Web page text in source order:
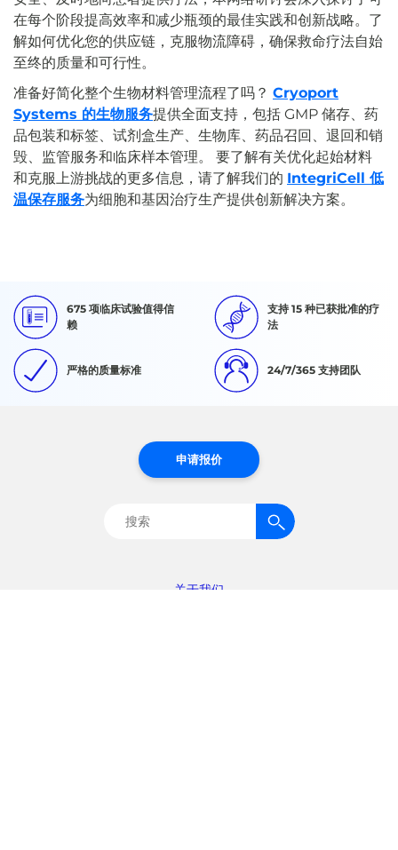
在每个阶段提高效率和减少瓶颈的最佳实践和创新战略。了
解如何优化您的供应链，克服物流障碍，确保救命疗法自始
至终的质量和可行性。
准备好简化整个生物材料管理流程了吗？ Cryoport
Systems 的生物服务提供全面支持，包括 GMP 储存、药
品包装和标签、试剂盒生产、生物库、药品召回、退回和销
毁、监管服务和临床样本管理。 要了解有关优化起始材料
和克服上游挑战的更多信息，请了解我们的 IntegriCell 低
温保存服务为细胞和基因治疗生产提供创新解决方案。
675 项临床试验值得信
赖
支持 15 种已获批准的疗
法
严格的质量标准 24/7/365 支持团队
关于我们
申请报价
搜